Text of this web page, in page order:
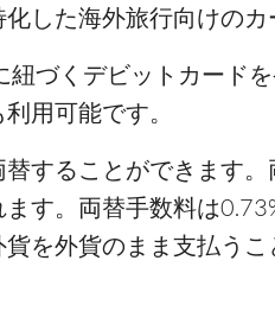
した海外旅行向けのカ
づくデビットカード
用可能です。
することができます。
す。両替手数料は
を外貨のまま支払う